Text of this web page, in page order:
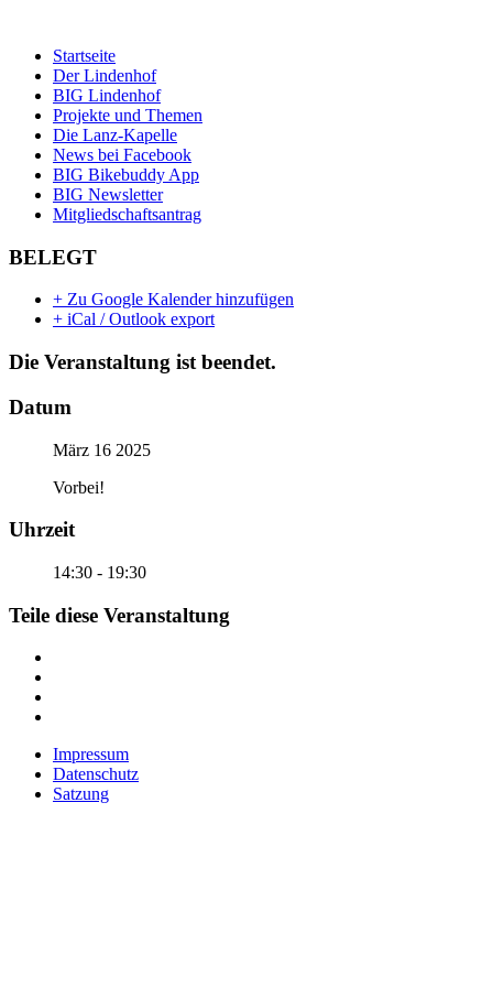
Startseite
Der Lindenhof
BIG Lindenhof
Projekte und Themen
Die Lanz-Kapelle
News bei Facebook
BIG Bikebuddy App
BIG Newsletter
Mitgliedschaftsantrag
BELEGT
+ Zu Google Kalender hinzufügen
+ iCal / Outlook export
Die Veranstaltung ist beendet.
Datum
März 16 2025
Vorbei!
Uhrzeit
14:30 - 19:30
Teile diese Veranstaltung
Impressum
Datenschutz
Satzung